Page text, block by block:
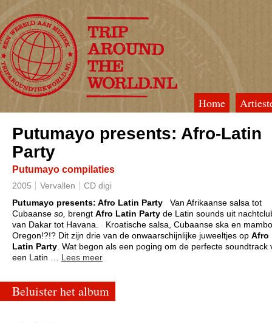
Home
Putumayo presents: Afro-Latin
Party
Putumayo compilaties
2005 Vervallen
CD digi
Putumayo presents: Afro Latin Party
Van Afrikaanse salsa tot
Cubaanse so, brengt Afro Latin Party de Latin sounds uit
van Dakar tot Havana.
Kroatische salsa, Cubaanse ska en
Oregon!?!? Dit zijn drie van de onwaarschijnlijke juweeltjes op Afro
Latin Party. Wat begon als een poging om de perfecte soundtrack
een Latin … Lees meer
Beluister het album